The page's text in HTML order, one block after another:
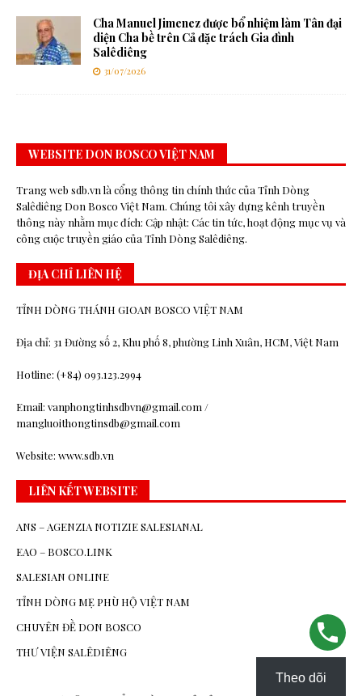
Cha Manuel Jimenez được bổ nhiệm làm Tân đại
diện Cha bề trên Cả đặc trách Gia đình
Salêdiêng
31/07/2026
WEBSITE DON BOSCO VIỆT NAM
Trang web sdb.vn là cổng thông tin chính thức của Tỉnh Dòng
Salêdiêng Don Bosco Việt Nam. Chúng tôi xây dựng kênh truyền
thông này nhằm mục đích: Cập nhật: Các tin tức, hoạt động mục vụ và
công cuộc truyền giáo của Tỉnh Dòng Salêdiêng.
ĐỊA CHỈ LIÊN HỆ
TỈNH DÒNG THÁNH GIOAN BOSCO VIỆT NAM
Địa chỉ: 31 Đường số 2, Khu phố 8, phường Linh Xuân, HCM, Việt Nam
Hotline: (+84) 093.123.2994
Email: vanphongtinhsdbvn@gmail.com /
mangluoithongtinsdb@gmail.com
Website: www.sdb.vn
LIÊN KẾT WEBSITE
ANS – AGENZIA NOTIZIE SALESIANAL
EAO – BOSCO.LINK
SALESIAN ONLINE
TỈNH DÒNG MẸ PHÙ HỘ VIỆT NAM
CHUYÊN ĐỀ DON BOSCO
THƯ VIỆN SALÊDIÊNG
Theo dõi